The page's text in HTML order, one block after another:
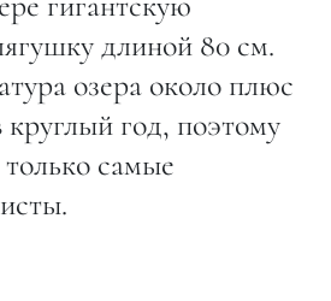
длиной 80 см.
озера около плюс
год, поэтому
самые